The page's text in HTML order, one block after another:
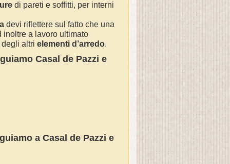
di pareti e soffitti, per interni
devi riflettere sul fatto che una
a lavoro ultimato
altri elementi d’arredo.
Casal de Pazzi e
a Casal de Pazzi e